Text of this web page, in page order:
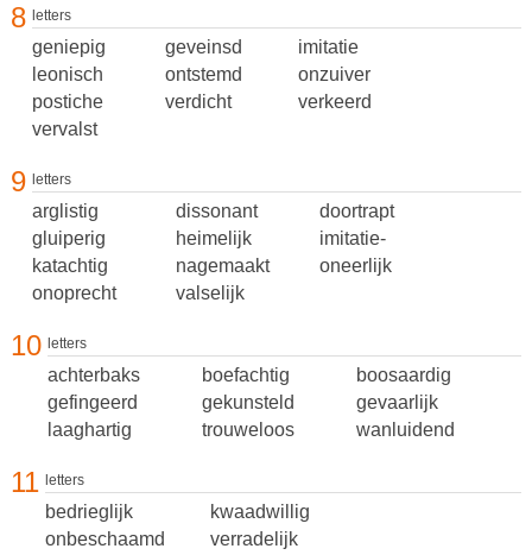
8 letters
geniepig geveinsd
imitatie
leonisch
ontstemd
onzuiver
postiche
verdicht
verkeerd
vervalst
9 letters
arglistig dissonant
doortrapt
gluiperig
heimelijk
imitatie-
katachtig
nagemaakt
oneerlijk
onoprecht
valselijk
10 letters
achterbaks boefachtig
boosaardig
gefingeerd
gekunsteld
gevaarlijk
laaghartig
trouweloos wanluidend
11 letters
bedrieglijk
kwaadwillig
onbeschaamd
verradelijk